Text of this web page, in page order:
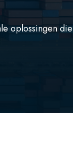
oplossingen die